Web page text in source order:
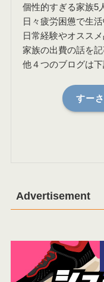
個性的すぎる家族5
日々疲労困憊で生活
日常経験やオスス
家族の出費の話を
他４つのブログは
すー
Advertisement